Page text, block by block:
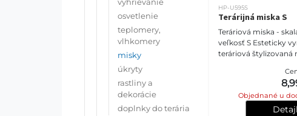
vyhrievanie
osvetlenie
teplomery,
vlhkomery
misky
úkryty
rastliny a
dekorácie
doplnky do terária
HP-U595S
Terárijná miska S
Teráriová miska -
veľkosť S Esteticky vyrobená
teráriová štylizovaná
prostredím
Objednané u
Detajl